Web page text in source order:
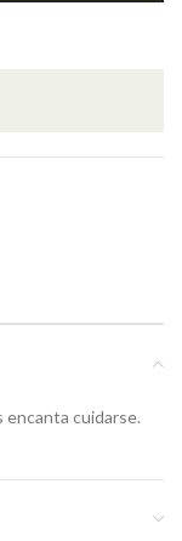
encanta cuidarse.